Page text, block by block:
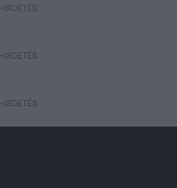
HIRDETÉS
HIRDETÉS
HIRDETÉS